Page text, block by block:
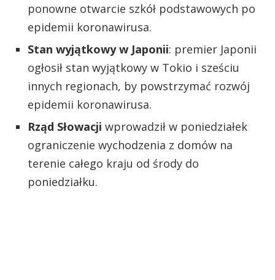
ponowne otwarcie szkół podstawowych po
epidemii koronawirusa.
Stan wyjątkowy w Japonii: premier Japonii
ogłosił stan wyjątkowy w Tokio i sześciu
innych regionach, by powstrzymać rozwój
epidemii koronawirusa.
Rząd Słowacji wprowadził w poniedziałek
ograniczenie wychodzenia z domów na
terenie całego kraju od środy do
poniedziałku.